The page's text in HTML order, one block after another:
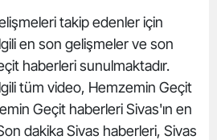
takip edenler için
en son gelişmeler ve son
haberleri sunulmaktadır.
tüm video, Hemzemin Geçit
Geçit haberleri Sivas'ın en
dakika Sivas haberleri, Sivas